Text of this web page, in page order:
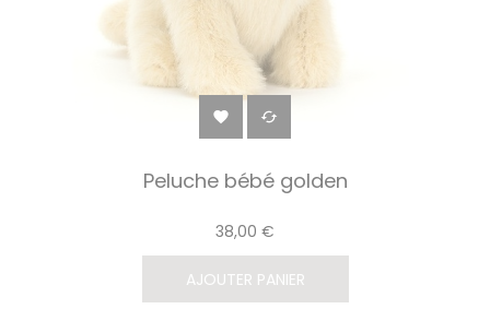
 
Peluche bébé golden
38,00 €
AJOUTER PANIER